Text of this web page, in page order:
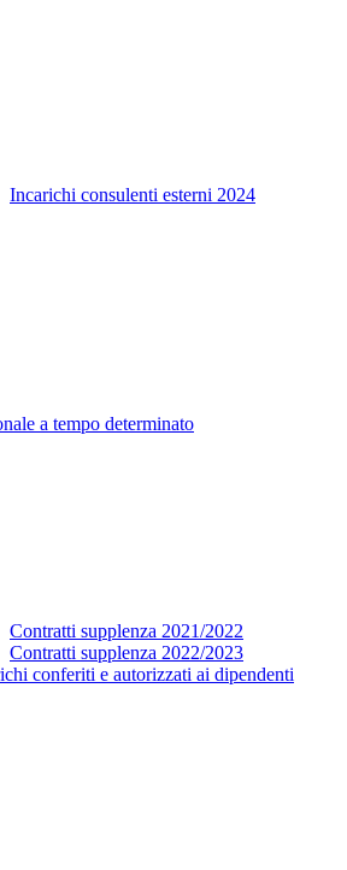
Incarichi consulenti esterni 2024
a tempo determinato
Contratti supplenza 2021/2022
Contratti supplenza 2022/2023
conferiti e autorizzati ai dipendenti